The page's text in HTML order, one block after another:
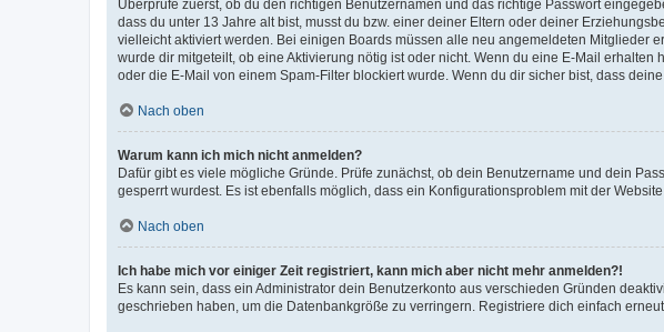
Überprüfe zuerst, ob du den richtigen Benutzernamen und das richtige Passwort
dass du unter 13 Jahre alt bist, musst du bzw. einer deiner Eltern oder deiner
vielleicht aktiviert werden. Bei einigen Boards müssen alle neu angemeldeten Mitglieder
wurde dir mitgeteilt, ob eine Aktivierung nötig ist oder nicht. Wenn du eine E-Mail
oder die E-Mail von einem Spam-Filter blockiert wurde. Wenn du dir sicher bist, dass
Nach oben
Warum kann ich mich nicht anmelden?
Dafür gibt es viele mögliche Gründe. Prüfe zunächst, ob dein Benutzername und dein
gesperrt wurdest. Es ist ebenfalls möglich, dass ein Konfigurationsproblem mit der
Nach oben
Ich habe mich vor einiger Zeit registriert, kann mich aber nicht mehr anmelden?!
Es kann sein, dass ein Administrator dein Benutzerkonto aus verschieden Gründen
geschrieben haben, um die Datenbankgröße zu verringern. Registriere dich einfach